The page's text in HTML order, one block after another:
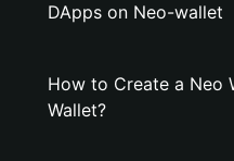
DApps on Neo-wallet
How to Create a Neo
Wallet?